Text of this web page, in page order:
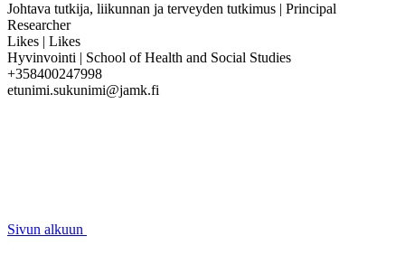
Johtava tutkija, liikunnan ja terveyden tutkimus | Principal
Researcher
Likes | Likes
Hyvinvointi | School of Health and Social Studies
+358400247998
etunimi.sukunimi@jamk.fi
Sivun alkuun